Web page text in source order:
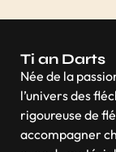
Ti an Darts
Née de la
l’univers des
rigoureuse de
accompagner